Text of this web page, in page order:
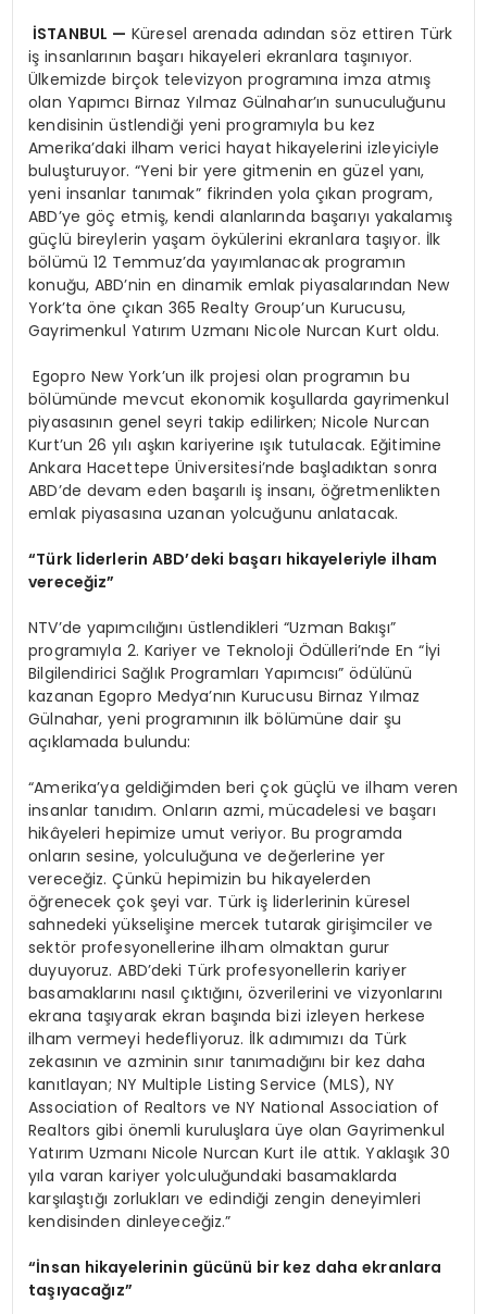
İSTANBUL — Küresel arenada adından söz ettiren Türk
iş insanlarının başarı hikayeleri ekranlara taşınıyor.
Ülkemizde birçok televizyon programına imza atmış
olan Yapımcı Birnaz Yılmaz Gülnahar’ın sunuculuğunu
kendisinin üstlendiği yeni programıyla bu kez
Amerika’daki ilham verici hayat hikayelerini izleyiciyle
buluşturuyor. “Yeni bir yere gitmenin en güzel yanı,
yeni insanlar tanımak” fikrinden yola çıkan program,
ABD’ye göç etmiş, kendi alanlarında başarıyı yakalamış
güçlü bireylerin yaşam öykülerini ekranlara taşıyor. İlk
bölümü 12 Temmuz’da yayımlanacak programın
konuğu, ABD’nin en dinamik emlak piyasalarından New
York’ta öne çıkan 365 Realty Group’un Kurucusu,
Gayrimenkul Yatırım Uzmanı Nicole Nurcan Kurt oldu.
Egopro New York’un ilk projesi olan programın bu
bölümünde mevcut ekonomik koşullarda gayrimenkul
piyasasının genel seyri takip edilirken; Nicole Nurcan
Kurt’un 26 yılı aşkın kariyerine ışık tutulacak. Eğitimine
Ankara Hacettepe Üniversitesi’nde başladıktan sonra
ABD’de devam eden başarılı iş insanı, öğretmenlikten
emlak piyasasına uzanan yolcuğunu anlatacak.
“Türk liderlerin ABD’deki başarı hikayeleriyle ilham
vereceğiz”
NTV’de yapımcılığını üstlendikleri “Uzman Bakışı”
programıyla 2. Kariyer ve Teknoloji Ödülleri’nde En “İyi
Bilgilendirici Sağlık Programları Yapımcısı” ödülünü
kazanan Egopro Medya’nın Kurucusu Birnaz Yılmaz
Gülnahar, yeni programının ilk bölümüne dair şu
açıklamada bulundu:
“Amerika’ya geldiğimden beri çok güçlü ve ilham veren
insanlar tanıdım. Onların azmi, mücadelesi ve başarı
hikâyeleri hepimize umut veriyor. Bu programda
onların sesine, yolculuğuna ve değerlerine yer
vereceğiz. Çünkü hepimizin bu hikayelerden
öğrenecek çok şeyi var. Türk iş liderlerinin küresel
sahnedeki yükselişine mercek tutarak girişimciler ve
sektör profesyonellerine ilham olmaktan gurur
duyuyoruz. ABD’deki Türk profesyonellerin kariyer
basamaklarını nasıl çıktığını, özverilerini ve vizyonlarını
ekrana taşıyarak ekran başında bizi izleyen herkese
ilham vermeyi hedefliyoruz. İlk adımımızı da Türk
zekasının ve azminin sınır tanımadığını bir kez daha
kanıtlayan; NY Multiple Listing Service (MLS), NY
Association of Realtors ve NY National Association of
Realtors gibi önemli kuruluşlara üye olan Gayrimenkul
Yatırım Uzmanı Nicole Nurcan Kurt ile attık. Yaklaşık 30
yıla varan kariyer yolculuğundaki basamaklarda
karşılaştığı zorlukları ve edindiği zengin deneyimleri
kendisinden dinleyeceğiz.”
“İnsan hikayelerinin gücünü bir kez daha ekranlara
taşıyacağız”